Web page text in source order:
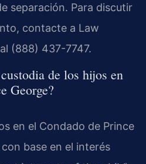
separación. Para discutir
contacte a Law
(888) 437-7747.
de los hijos en
George?
en el Condado de Prince
base en el interés